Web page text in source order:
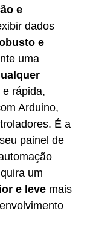
e
dados
e
uma
e rápida,
Arduino,
É a
painel de
um
e leve mais